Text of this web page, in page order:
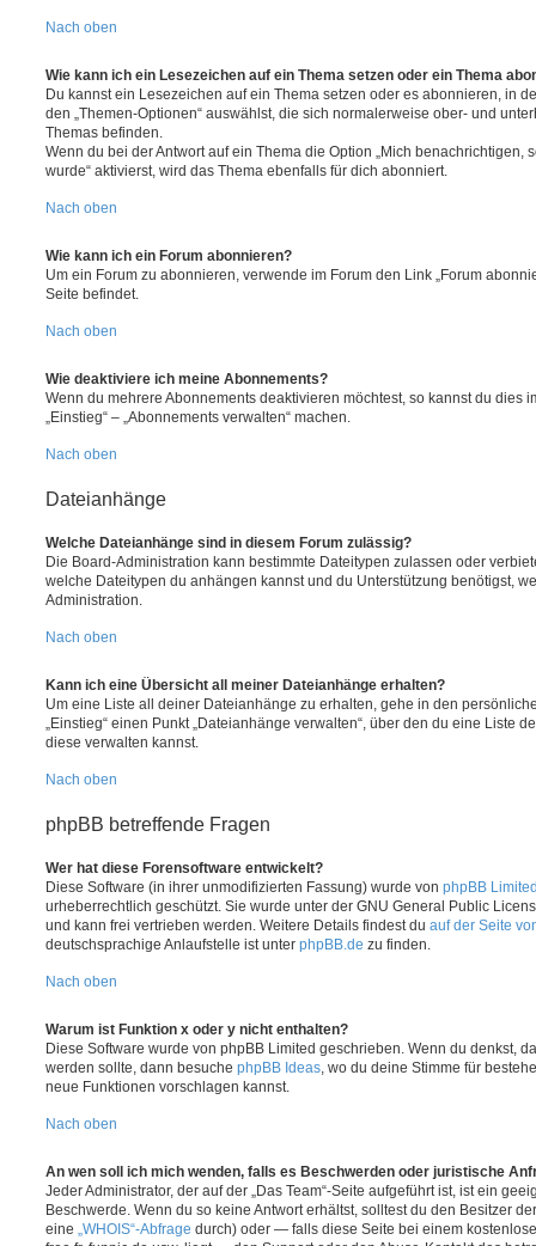
Nach oben
Wie kann ich ein Lesezeichen auf ein Thema setzen oder ein Thema
Du kannst ein Lesezeichen auf ein Thema setzen oder es abonnieren, in
den „Themen-Optionen“ auswählst, die sich normalerweise ober- und
Themas befinden.
Wenn du bei der Antwort auf ein Thema die Option „Mich benachrichtigen,
wurde“ aktivierst, wird das Thema ebenfalls für dich abonniert.
Nach oben
Wie kann ich ein Forum abonnieren?
Um ein Forum zu abonnieren, verwende im Forum den Link „Forum
Seite befindet.
Nach oben
Wie deaktiviere ich meine Abonnements?
Wenn du mehrere Abonnements deaktivieren möchtest, so kannst du dies
„Einstieg“ – „Abonnements verwalten“ machen.
Nach oben
Dateianhänge
Welche Dateianhänge sind in diesem Forum zulässig?
Die Board-Administration kann bestimmte Dateitypen zulassen oder
welche Dateitypen du anhängen kannst und du Unterstützung benötigst,
Administration.
Nach oben
Kann ich eine Übersicht all meiner Dateianhänge erhalten?
Um eine Liste all deiner Dateianhänge zu erhalten, gehe in den
„Einstieg“ einen Punkt „Dateianhänge verwalten“, über den du eine Liste
diese verwalten kannst.
Nach oben
phpBB betreffende Fragen
Wer hat diese Forensoftware entwickelt?
Diese Software (in ihrer unmodifizierten Fassung) wurde von phpBB
urheberrechtlich geschützt. Sie wurde unter der GNU General Public
und kann frei vertrieben werden. Weitere Details findest du auf der Seite
deutschsprachige Anlaufstelle ist unter phpBB.de zu finden.
Nach oben
Warum ist Funktion x oder y nicht enthalten?
Diese Software wurde von phpBB Limited geschrieben. Wenn du denkst,
werden sollte, dann besuche phpBB Ideas , wo du deine Stimme für
neue Funktionen vorschlagen kannst.
Nach oben
An wen soll ich mich wenden, falls es Beschwerden oder juristische
Jeder Administrator, der auf der „Das Team“-Seite aufgeführt ist, ist ein
Beschwerde. Wenn du so keine Antwort erhältst, solltest du den Besitzer
eine „WHOIS“-Abfrage durch) oder — falls diese Seite bei einem